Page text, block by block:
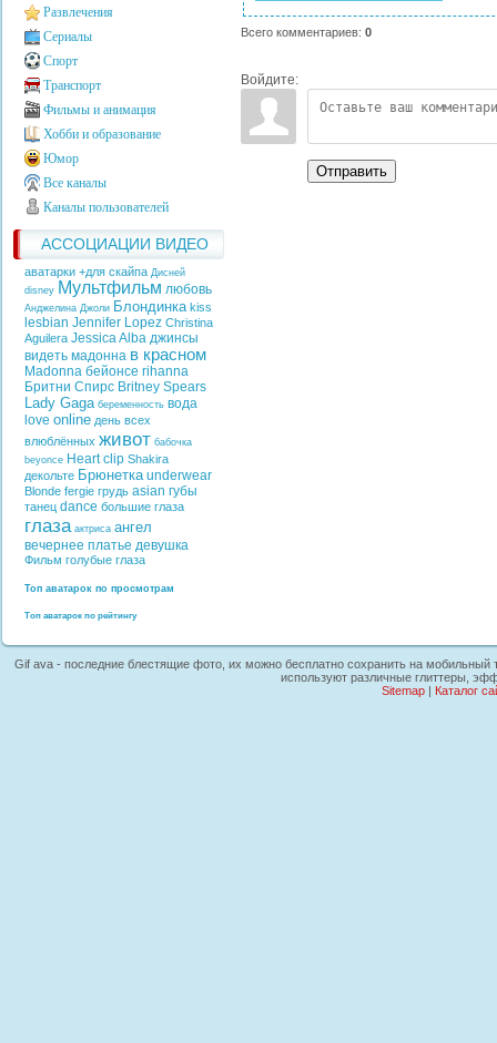
Развлечения
Сериалы
Спорт
Транспорт
Фильмы и анимация
Хобби и образование
Юмор
Все каналы
Каналы пользователей
АССОЦИАЦИИ ВИДЕО
аватарки +для скайпа Дисней
disney Мультфильм любовь
Анджелина Джоли Блондинка kiss
lesbian Jennifer Lopez Christina
Aguilera Jessica Alba джинсы
видеть мадонна в красном
Madonna бейонсе rihanna
Бритни Спирс Britney Spears
Lady Gaga беременность вода
love online день всех
влюблённых живот бабочка
beyonce Heart clip Shakira
декольте Брюнетка underwear
Blonde fergie грудь asian губы
танец dance большие глаза
глаза актриса ангел
вечернее платье девушка
Фильм голубые глаза
Топ аватарок по просмотрам
Топ аватарок по рейтингу
Всего комментариев: 0
Войдите:
Отправить
Gif ava - последние блестящие фото, их можно бесплатно сохранить на
используют различные глиттеры,
Sitemap| Каталог